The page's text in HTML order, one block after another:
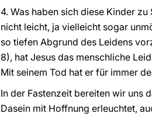
4. Was haben sich diese Kinder
nicht leicht, ja vielleicht sogar
so tiefen Abgrund des Leidens
8), hat Jesus das menschliche
Mit seinem Tod hat er für immer
In der Fastenzeit bereiten wir uns
Dasein mit Hoffnung erleuchtet,